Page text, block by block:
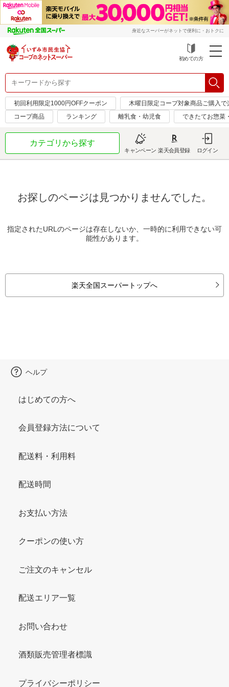
身近なスーパーがネットで便利に・おトクに
初めての方
初回利用限定1000円OFFクーポン
木曜日限定コープ対象商品ご購入
コープ商品
ランキング 離乳食・幼児食 できたてお惣菜
カテゴリから探す
キャンペーン 楽天会員登録 ログイン
お探しのページは見つかりませんでした。
指定されたURLのページは存在しないか、一時的に利用できない可
能性があります。
楽天全国スーパートップへ
ヘルプ
はじめての方へ
会員登録方法について
配送料・利用料
配送時間
お支払い方法
クーポンの使い方
ご注文のキャンセル
配送エリア一覧
お問い合わせ
酒類販売管理者標識
プライバシーポリシー